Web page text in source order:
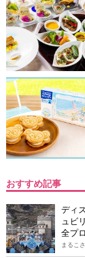
おすすめ記事
ディ
ュビ
全プ
まるこさ